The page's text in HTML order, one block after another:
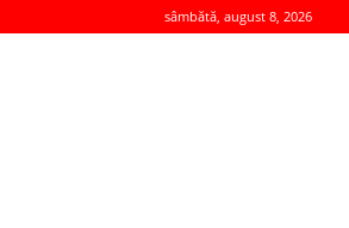
sâmbătă, august 8, 2026